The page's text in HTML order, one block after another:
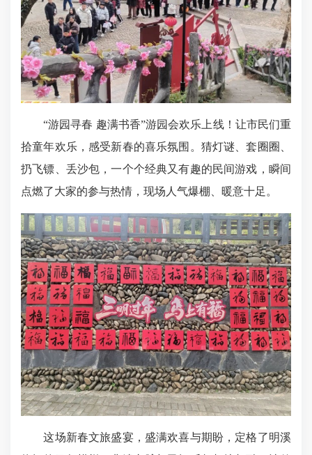
“游园寻春 趣满书香”游园会欢乐上线！让市民们重
拾童年欢乐，感受新春的喜乐氛围。猜灯谜、套圈圈、
扔飞镖、丢沙包，一个个经典又有趣的民间游戏，瞬间
点燃了大家的参与热情，现场人气爆棚、暖意十足。
这场新春文旅盛宴，盛满欢喜与期盼，定格了明溪